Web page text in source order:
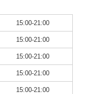
15:00-21:00
15:00-21:00
15:00-21:00
15:00-21:00
15:00-21:00